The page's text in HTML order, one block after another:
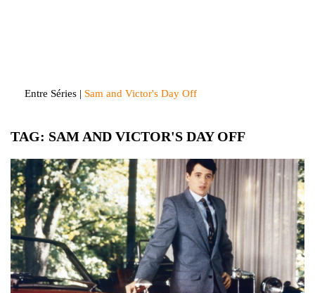
Entre Séries | Sam and Victor's Day Off
TAG: SAM AND VICTOR'S DAY OFF